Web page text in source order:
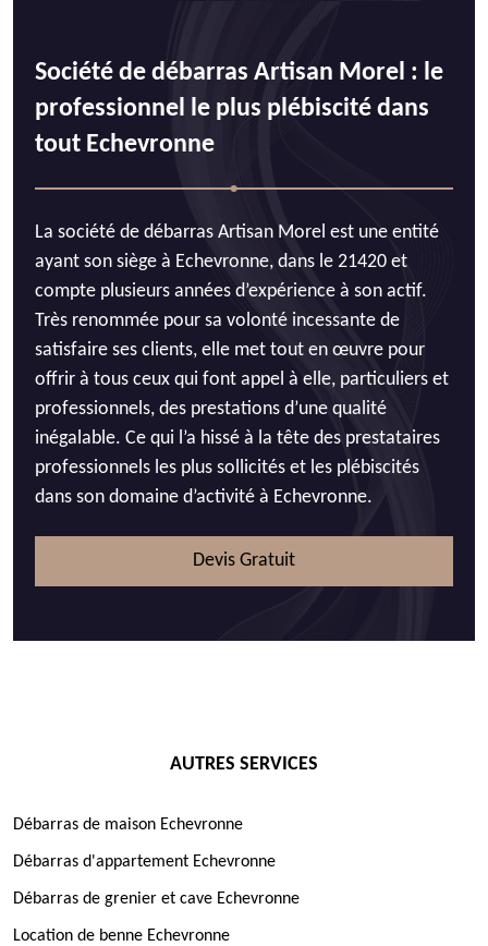
Société de débarras Artisan Morel : le
professionnel le plus plébiscité dans
tout Echevronne
La société de débarras Artisan Morel est une entité
ayant son siège à Echevronne, dans le 21420 et
compte plusieurs années d’expérience à son actif.
Très renommée pour sa volonté incessante de
satisfaire ses clients, elle met tout en œuvre pour
offrir à tous ceux qui font appel à elle, particuliers et
professionnels, des prestations d’une qualité
inégalable. Ce qui l’a hissé à la tête des prestataires
professionnels les plus sollicités et les plébiscités
dans son domaine d’activité à Echevronne.
Devis Gratuit
AUTRES SERVICES
Débarras de maison Echevronne
Débarras d'appartement Echevronne
Débarras de grenier et cave Echevronne
Location de benne Echevronne